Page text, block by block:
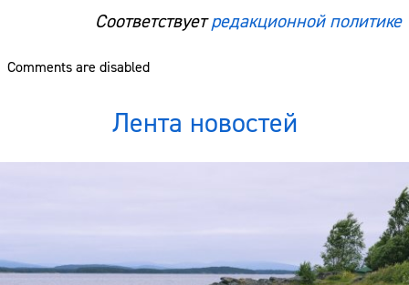
Соответствуетредакционной политике
Comments are disabled
Лента новостей